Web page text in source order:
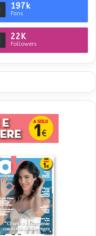
197k
Fans
22K
Followers